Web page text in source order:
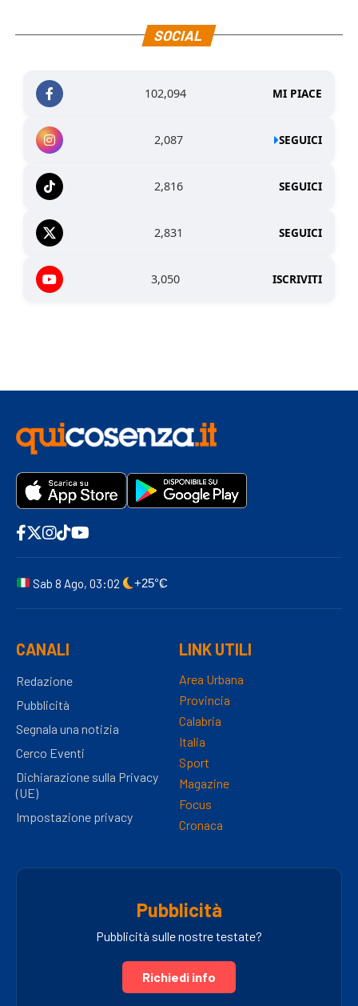
SOCIAL
102,094 MI PIACE
2,087 SEGUICI
2,816 SEGUICI
2,831 SEGUICI
3,050 ISCRIVITI
Sab 8 Ago, 03:02 +25°C
CANALI
Redazione
Pubblicità
Segnala una notizia
Cerco Eventi
Dichiarazione sulla Privacy
(UE)
Impostazione privacy
LINK UTILI
Area Urbana
Provincia
Calabria
Italia
Sport
Magazine
Focus
Cronaca
Pubblicità
Pubblicità sulle nostre testate?
Richiedi info